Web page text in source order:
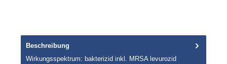
Beschreibung
Wirkungsspektrum: bakterizid inkl. MRSA levurozid